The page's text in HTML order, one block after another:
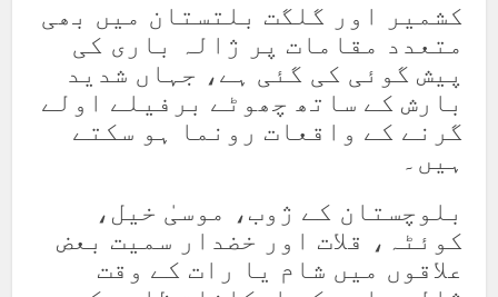
کشمیر اور گلگت بلتستان میں بھی
متعدد مقامات پر ژالہ باری کی
پیش گوئی کی گئی ہے، جہاں شدید
بارش کے ساتھ چھوٹے برفیلے اولے
گرنے کے واقعات رونما ہو سکتے
ہیں۔
بلوچستان کے ژوب، موسیٰ خیل،
کوئٹہ، قلات اور خضدار سمیت بعض
علاقوں میں شام یا رات کے وقت